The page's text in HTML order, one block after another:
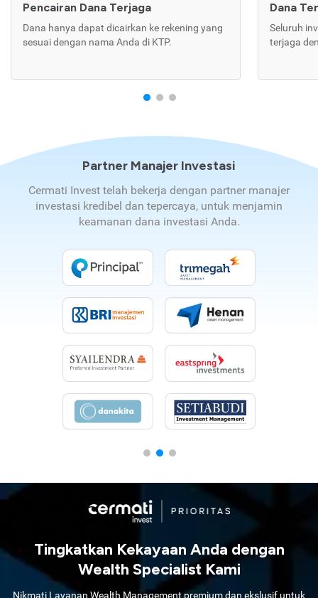
Pencairan Dana Terjaga
Dana hanya dapat dicairkan ke rekening yang
sesuai dengan nama Anda di KTP.
Dana
Seluruh
terjaga
Partner Manajer Investasi
Cermati Invest telah bekerja dengan partner manajer
investasi kredibel dan tepercaya, untuk menjamin
keamanan dana investasi Anda.
Tingkatkan Kekayaan Anda dengan
Wealth Specialist Kami
Nikmati Layanan Wealth Management premium dan ekslusif untuk